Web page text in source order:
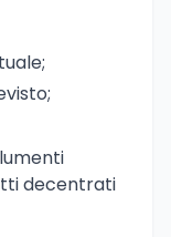
decentrati